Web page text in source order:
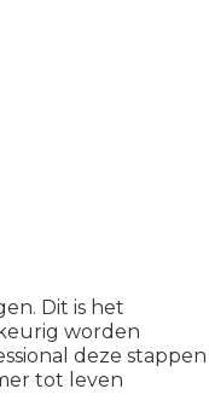
Dit is het
worden
deze stappen
tot leven